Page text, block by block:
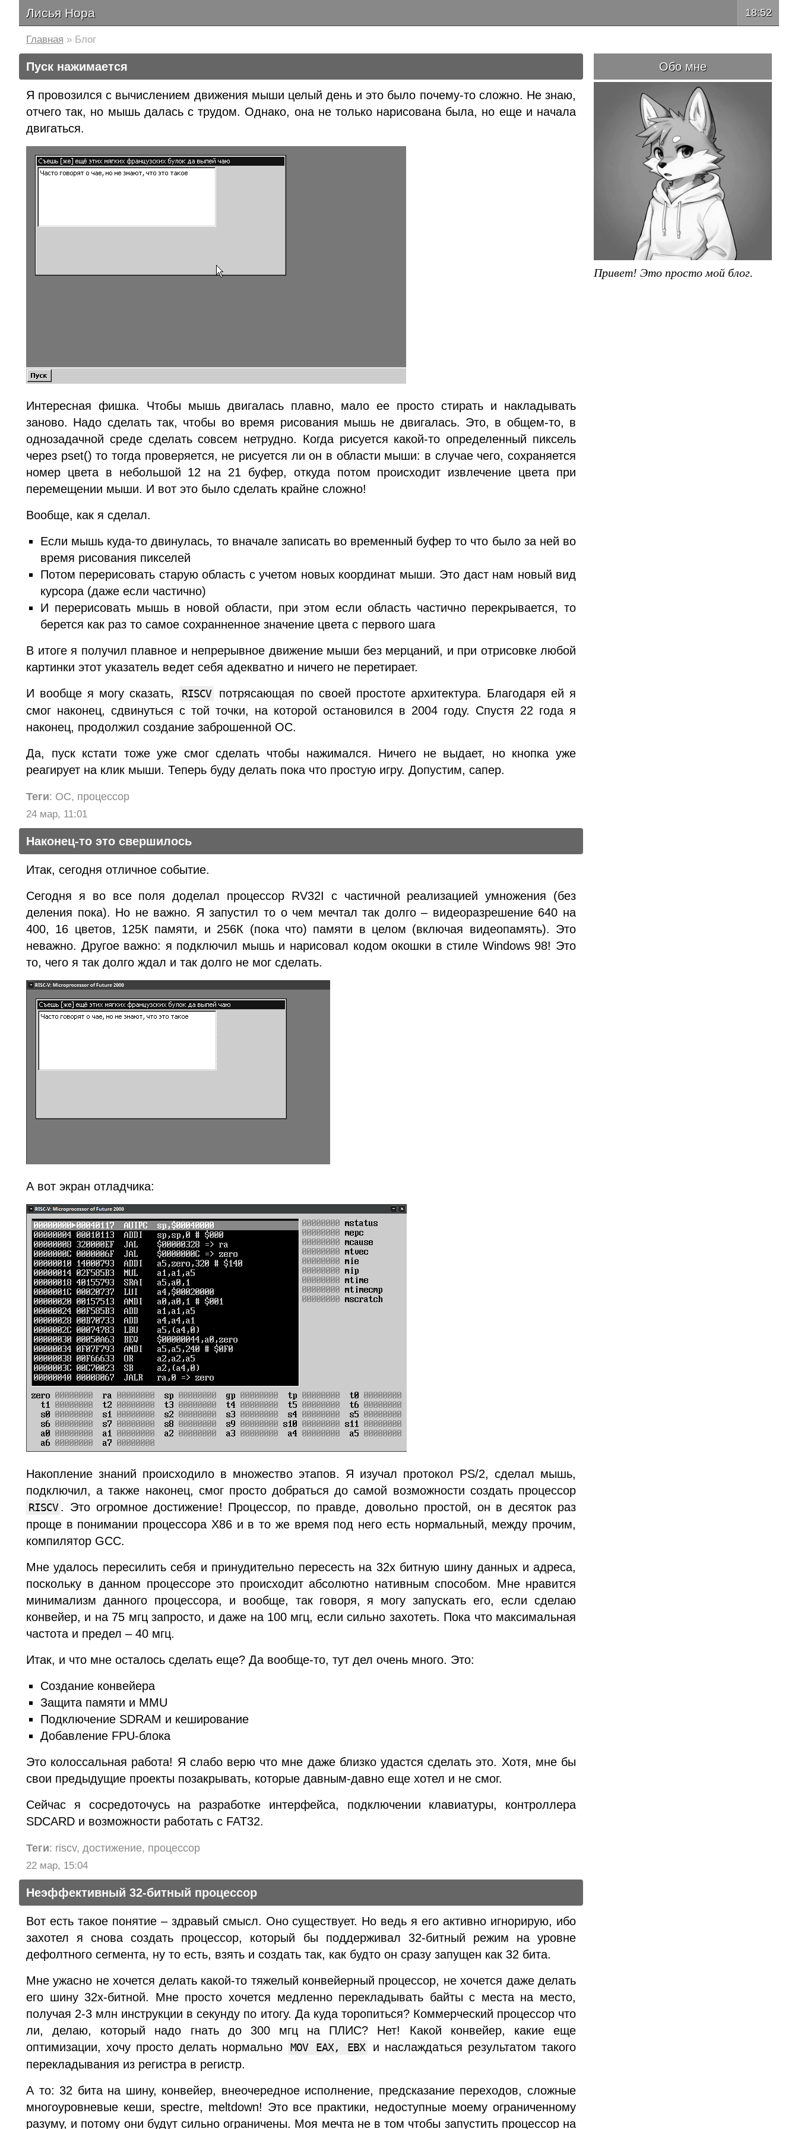
Лисья Нора 18:52
Главная » Блог
Обо мне
Привет! Это просто мой блог.
Пуск нажимается
Я провозился с вычислением движения мыши целый день и это было почему-то сложно. Не знаю,
отчего так, но мышь далась с трудом. Однако, она не только нарисована была, но еще и начала
двигаться.
Интересная фишка. Чтобы мышь двигалась плавно, мало ее просто стирать и накладывать
заново. Надо сделать так, чтобы во время рисования мышь не двигалась. Это, в общем-то, в
однозадачной среде сделать совсем нетрудно. Когда рисуется какой-то определенный пиксель
через pset() то тогда проверяется, не рисуется ли он в области мыши: в случае чего, сохраняется
номер цвета в небольшой 12 на 21 буфер, откуда потом происходит извлечение цвета при
перемещении мыши. И вот это было сделать крайне сложно!
Вообще, как я сделал.
Если мышь куда-то двинулась, то вначале записать во временный буфер то что было за ней во
время рисования пикселей
Потом перерисовать старую область с учетом новых координат мыши. Это даст нам новый вид
курсора (даже если частично)
И перерисовать мышь в новой области, при этом если область частично перекрывается, то
берется как раз то самое сохранненное значение цвета с первого шага
В итоге я получил плавное и непрерывное движение мыши без мерцаний, и при отрисовке любой
картинки этот указатель ведет себя адекватно и ничего не перетирает.
И вообще я могу сказать,
RISCV
потрясающая по своей простоте архитектура. Благодаря ей я
смог наконец, сдвинуться с той точки, на которой остановился в 2004 году. Спустя 22 года я
наконец, продолжил создание заброшенной ОС.
Да, пуск кстати тоже уже смог сделать чтобы нажимался. Ничего не выдает, но кнопка уже
реагирует на клик мыши. Теперь буду делать пока что простую игру. Допустим, сапер.
Теги: ОС, процессор
24 мар, 11:01
Наконец-то это свершилось
Итак, сегодня отличное событие.
Сегодня я во все поля доделал процессор RV32I с частичной реализацией умножения (без
деления пока). Но не важно. Я запустил то о чем мечтал так долго – видеоразрешение 640 на
400, 16 цветов, 125К памяти, и 256К (пока что) памяти в целом (включая видеопамять). Это
неважно. Другое важно: я подключил мышь и нарисовал кодом окошки в стиле Windows 98! Это
то, чего я так долго ждал и так долго не мог сделать.
А вот экран отладчика:
Накопление знаний происходило в множество этапов. Я изучал протокол PS/2, сделал мышь,
подключил, а также наконец, смог просто добраться до самой возможности создать процессор
RISCV . Это огромное достижение! Процессор, по правде, довольно простой, он в десяток раз
проще в понимании процессора X86 и в то же время под него есть нормальный, между прочим,
компилятор GCC.
Мне удалось пересилить себя и принудительно пересесть на 32х битную шину данных и адреса,
поскольку в данном процессоре это происходит абсолютно нативным способом. Мне нравится
минимализм данного процессора, и вообще, так говоря, я могу запускать его, если сделаю
конвейер, и на 75 мгц запросто, и даже на 100 мгц, если сильно захотеть. Пока что максимальная
частота и предел – 40 мгц.
Итак, и что мне осталось сделать еще? Да вообще-то, тут дел очень много. Это:
Создание конвейера
Защита памяти и MMU
Подключение SDRAM и кеширование
Добавление FPU-блока
Это колоссальная работа! Я слабо верю что мне даже близко удастся сделать это. Хотя, мне бы
свои предыдущие проекты позакрывать, которые давным-давно еще хотел и не смог.
Сейчас я сосредоточусь на разработке интерфейса, подключении клавиатуры, контроллера
SDCARD и возможности работать с FAT32.
Теги: riscv, достижение, процессор
22 мар, 15:04
Неэффективный 32-битный процессор
Вот есть такое понятие – здравый смысл. Оно существует. Но ведь я его активно игнорирую, ибо
захотел я снова создать процессор, который бы поддерживал 32-битный режим на уровне
дефолтного сегмента, ну то есть, взять и создать так, как будто он сразу запущен как 32 бита.
Мне ужасно не хочется делать какой-то тяжелый конвейерный процессор, не хочется даже делать
его шину 32х-битной. Мне просто хочется медленно перекладывать байты с места на место,
получая 2-3 млн инструкции в секунду по итогу. Да куда торопиться? Коммерческий процессор что
ли, делаю, который надо гнать до 300 мгц на ПЛИС? Нет! Какой конвейер, какие еще
оптимизации, хочу просто делать нормально
MOV EAX, EBX
и наслаждаться результатом такого
перекладывания из регистра в регистр.
А то: 32 бита на шину, конвейер, внеочередное исполнение, предсказание переходов, сложные
многоуровневые кеши, spectre, meltdown! Это все практики, недоступные моему ограниченному
разуму, и потому они будут сильно ограничены. Моя мечта не в том чтобы запустить процессор на